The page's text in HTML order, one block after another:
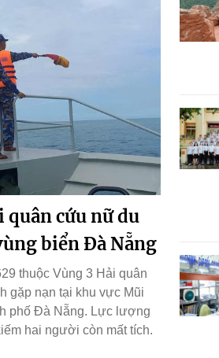
quân cứu nữ du
biển Đà Nẵng
thuộc Vùng 3 Hải quân
gặp nạn tại khu vực Mũi
phố Đà Nẵng. Lực lượng
hai người còn mất tích.